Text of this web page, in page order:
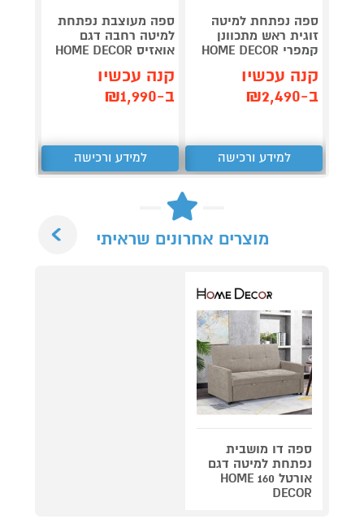
ספה נפתחת למיטה
זוגית ראש מתכוונן
קמפרי HOME DECOR
קנה עכשיו
ב-₪2,490
למידע ורכישה
ספה מעוצבת נפתחת
למיטה רחבה דגם
אואזיס HOME DECOR
קנה עכשיו
ב-₪1,990
למידע ורכישה
מוצרים אחרונים שראיתי
ספה דו מושבית
נפתחת למיטה דגם
אורטל 160 HOME
DECOR